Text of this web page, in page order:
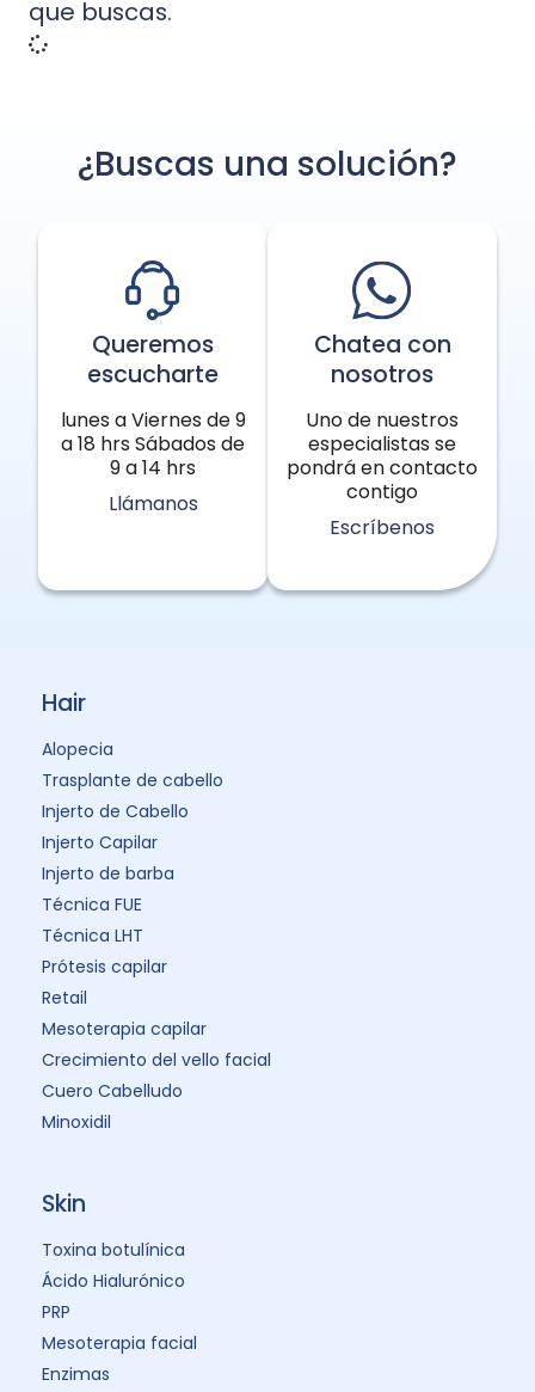
que buscas.
¿Buscas una solución?
Queremos
escucharte
lunes a Viernes de 9
a 18 hrs Sábados de
9 a 14 hrs
Llámanos
Chatea con
nosotros
Uno de nuestros
especialistas se
pondrá en contacto
contigo
Escríbenos
Hair
Alopecia
Trasplante de cabello
Injerto de Cabello
Injerto Capilar
Injerto de barba
Técnica FUE
Técnica LHT
Prótesis capilar
Retail
Mesoterapia capilar
Crecimiento del vello facial
Cuero Cabelludo
Minoxidil
Skin
Toxina botulínica
Ácido Hialurónico
PRP
Mesoterapia facial
Enzimas